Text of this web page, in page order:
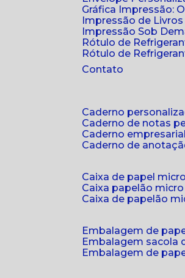
Gráfica Impressão:
Impressão de
Impressão Sob
Rótulo de
Rótulo de
Contato
caderno
caderno de notas
caderno
caderno de
caixa de papel
caixa papelão
caixa de papelão
embalagem de
embalagem sacola
embalagem de